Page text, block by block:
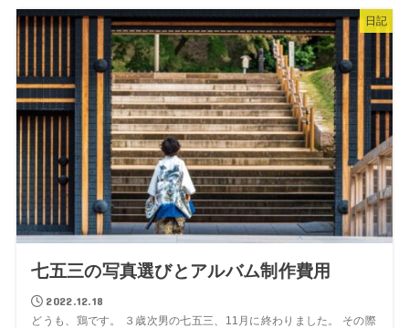
日記
七五三の写真選びとアルバム制作費用
2022.12.18
どうも、鶏です。 ３歳次男の七五三、11月に終わりました。 その際